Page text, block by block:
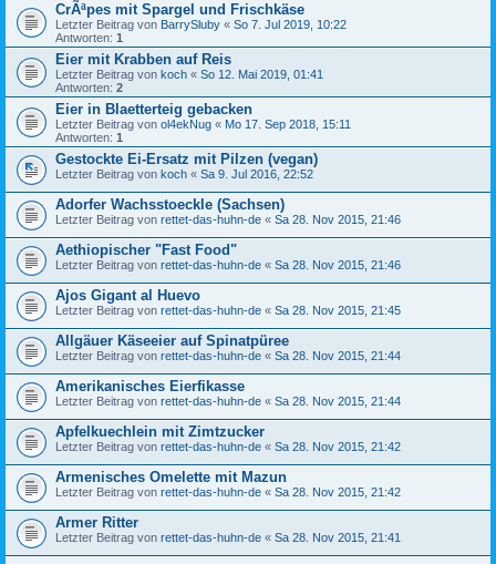
CrÃªpes mit Spargel und Frischkäse
Letzter Beitrag von BarrySluby « So 7. Jul 2019, 10:22
Antworten: 1
Eier mit Krabben auf Reis
Letzter Beitrag von koch « So 12. Mai 2019, 01:41
Antworten: 2
Eier in Blaetterteig gebacken
Letzter Beitrag von ol4ekNug « Mo 17. Sep 2018, 15:11
Antworten: 1
Gestockte Ei-Ersatz mit Pilzen (vegan)
Letzter Beitrag von koch « Sa 9. Jul 2016, 22:52
Adorfer Wachsstoeckle (Sachsen)
Letzter Beitrag von rettet-das-huhn-de « Sa 28. Nov 2015, 21:46
Aethiopischer "Fast Food"
Letzter Beitrag von rettet-das-huhn-de « Sa 28. Nov 2015, 21:46
Ajos Gigant al Huevo
Letzter Beitrag von rettet-das-huhn-de « Sa 28. Nov 2015, 21:45
Allgäuer Käseeier auf Spinatpüree
Letzter Beitrag von rettet-das-huhn-de « Sa 28. Nov 2015, 21:44
Amerikanisches Eierfikasse
Letzter Beitrag von rettet-das-huhn-de « Sa 28. Nov 2015, 21:44
Apfelkuechlein mit Zimtzucker
Letzter Beitrag von rettet-das-huhn-de « Sa 28. Nov 2015, 21:42
Armenisches Omelette mit Mazun
Letzter Beitrag von rettet-das-huhn-de « Sa 28. Nov 2015, 21:42
Armer Ritter
Letzter Beitrag von rettet-das-huhn-de « Sa 28. Nov 2015, 21:41